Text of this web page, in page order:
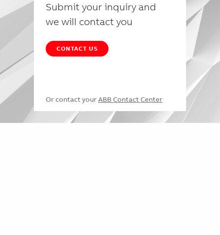
Submit your inquiry and
we will contact you
CONTACT US
Or contact your ABB Contact Center